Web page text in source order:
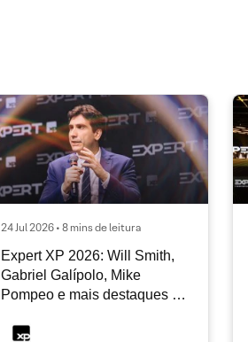
24 Jul 2026 • 8 mins de leitura
Expert XP 2026: Will Smith,
Gabriel Galípolo, Mike
Pompeo e mais destaques do